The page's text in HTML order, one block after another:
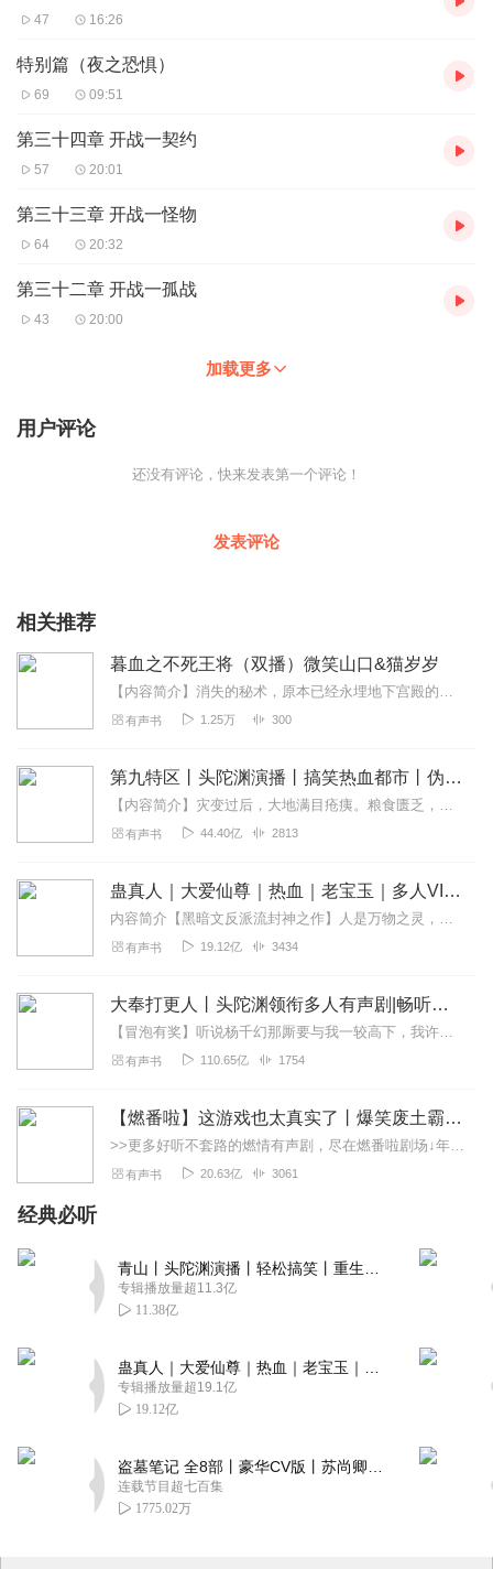
47 16:26
特别篇（夜之恐惧）
69 09:51
第三十四章 开战一契约
57 20:01
第三十三章 开战一怪物
64 20:32
第三十二章 开战一孤战
43 20:00
加载更多
用户评论
还没有评论，快来发表第一个评论！
发表评论
相关推荐
暮血之不死王将（双播）微笑山口&猫岁岁
【内容简介】消失的秘术，原本已经永埋地下宫殿的王将，不死的灵魂，诡异的傀儡术，操纵与被操纵之间，谁能看得分明？这个世界没有不死的神，只有不死的传说；这个世界没有...
有声书 1.25万 300
第九特区丨头陀渊演播丨搞笑热血都市丨伪戒丨VIP免费多人有声剧
【内容简介】灾变过后，大地满目疮痍。粮食匮乏，资源紧俏，局势混乱……一位从待规划区杀出来的青年，背对着漫天黄沙，孤身来到九区谋生，却不曾想偶然结识三五好友，一念...
有声书 44.40亿 2813
蛊真人｜大爱仙尊｜热血｜老宝玉｜多人VIP免费有声剧
内容简介【黑暗文反派流封神之作】人是万物之灵，蛊是天地真精。一个穿越者不断重生的故事。一个养蛊、炼蛊、用蛊的奇特世界。配音组（男角色）老宝玉旁白...
有声书 19.12亿 3434
大奉打更人丨头陀渊领衔多人有声剧|畅听全集|王鹤棣、田曦薇主演影视剧原著|卖报小郎君
【冒泡有奖】听说杨千幻那厮要与我一较高下，我许七安要开始装叉了！快进入声音播放页戳下方输入框，冒个泡偷偷告诉我，我要用哪些诗词才能胜过他？说得好的，有赏！202...
有声书 110.65亿 1754
【燃番啦】这游戏也太真实了丨爆笑废土霸榜神作丨紫襟剧社制作
>>更多好听不套路的燃情有声剧，尽在燃番啦剧场↓年度重磅推荐本专辑为VIP免费专辑每天上午10点5集更新，订阅可以听到最新内容哦！每周抽一个专辑五星优质评论送...
有声书 20.63亿 3061
经典必听
专辑播放量超11.3亿
11.38亿
专辑播放量超19.1亿
19.12亿
连载节目超七百集
1775.02万